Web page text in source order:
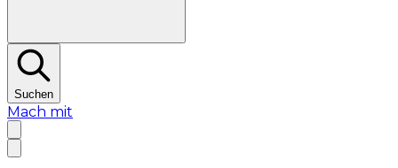
Suchen
Mach mit